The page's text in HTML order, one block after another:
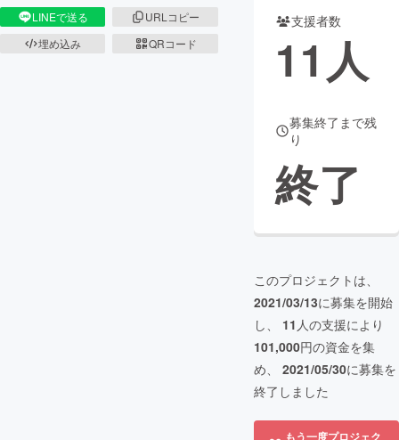
LINEで送る
URLコピー
埋め込み
QRコード
支援者数
11 人
募集終了まで残
り
終了
このプロジェクトは、
2021/03/13に募集を開始
し、 11 人の支援により
101,000円の資金を集
め、 2021/05/30に募集を
終了しました
もう一度プロジェク